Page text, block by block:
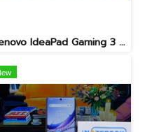
Lenovo IdeaPad Gaming 3 Ryzen5-5500H RAM16 RTX2050(4GB) 512GB M.2 จอ15.6 FHD 144Hz สเปคเกมมิ่ง คีย์บอร์ดไฟสีRGB เครื่องพร้อมใช้งาน ราคาเพียง 17,990.-